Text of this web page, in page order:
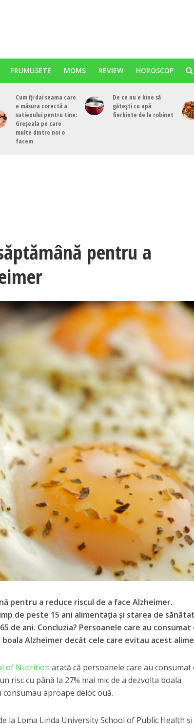
FRUMUSETE MOMS REVIEW HOROSCOP
Cum îți dai seama care
e măsura corectă a
sutienului pentru tine:
Greșeala pe care
multe dintre noi o
facem
De ce nu e bine să
gătești cu apă
fierbinte de la robinet
pentru a
pentru a reduce riscul de a face Alzheimer.
de peste 15 ani alimentația și starea de
de ani. Concluzia? Persoanele care au consumat
Alzheimer decât cele care evitau acest
of Nutrition arată că persoanele care au consumat
risc cu până la 27% mai mic de a dezvolta boala
aproape deloc ouă.
la Loma Linda University School of Public Health și